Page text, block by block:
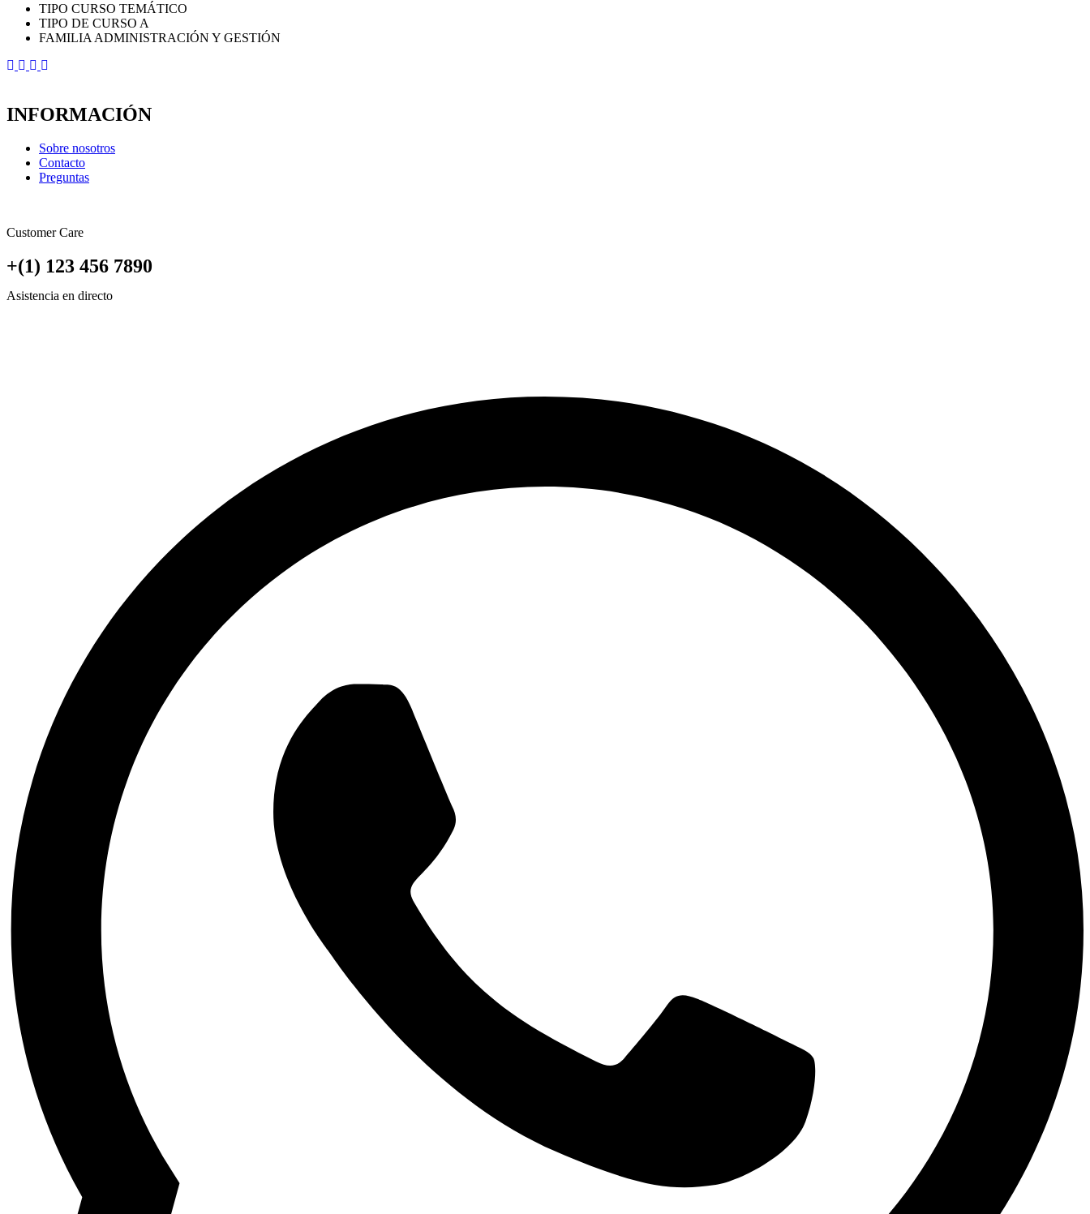
TIPO CURSO TEMÁTICO
TIPO DE CURSO A
FAMILIA ADMINISTRACIÓN Y GESTIÓN
INFORMACIÓN
Sobre nosotros
Contacto
Preguntas
Customer Care
+(1) 123 456 7890
Asistencia en directo